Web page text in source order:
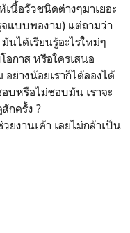
เนื้อวัวชนิดต่างๆมาเยอะ
แบบพองาม) แต่ถามว่า
นได้เรียนรู้อะไรใหม่ๆ
กาส หรือใครเสนอ
อย่างน้อยเราก็ได้ลองได้
บหรือไม่ชอบมัน เราจะ
กครั้ง ?
ยงานเค้า เลยไม่กล้าเป็น